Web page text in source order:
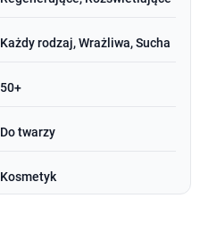
Każdy rodzaj, Wrażliwa, Sucha
50+
Do twarzy
Kosmetyk